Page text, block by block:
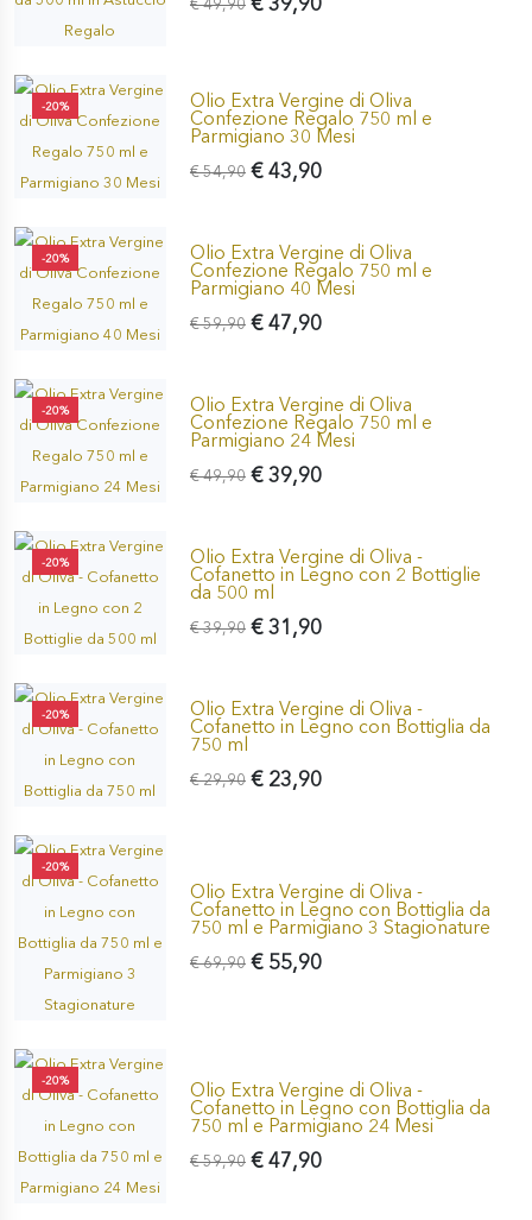
-20% Olio Extra Vergine di Oliva
Confezione Regalo 750 ml e
Parmigiano 30 Mesi
€ 43,90
€ 54,90
-20% Olio Extra Vergine di Oliva
Confezione Regalo 750 ml e
Parmigiano 40 Mesi
€ 47,90
€ 59,90
-20% Olio Extra Vergine di Oliva
Confezione Regalo 750 ml e
Parmigiano 24 Mesi
€ 39,90
€ 49,90
-20% Olio Extra Vergine di Oliva -
Cofanetto in Legno con 2 Bottiglie
da 500 ml
€ 31,90
€ 39,90
-20% Olio Extra Vergine di Oliva -
Cofanetto in Legno con Bottiglia da
750 ml
€ 23,90
€ 29,90
-20%
Olio Extra Vergine di Oliva -
Cofanetto in Legno con Bottiglia da
750 ml e Parmigiano 3 Stagionature
€ 55,90
€ 69,90
-20% Olio Extra Vergine di Oliva -
Cofanetto in Legno con Bottiglia da
750 ml e Parmigiano 24 Mesi
€ 47,90
€ 59,90